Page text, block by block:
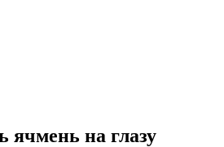
ячмень на глазу